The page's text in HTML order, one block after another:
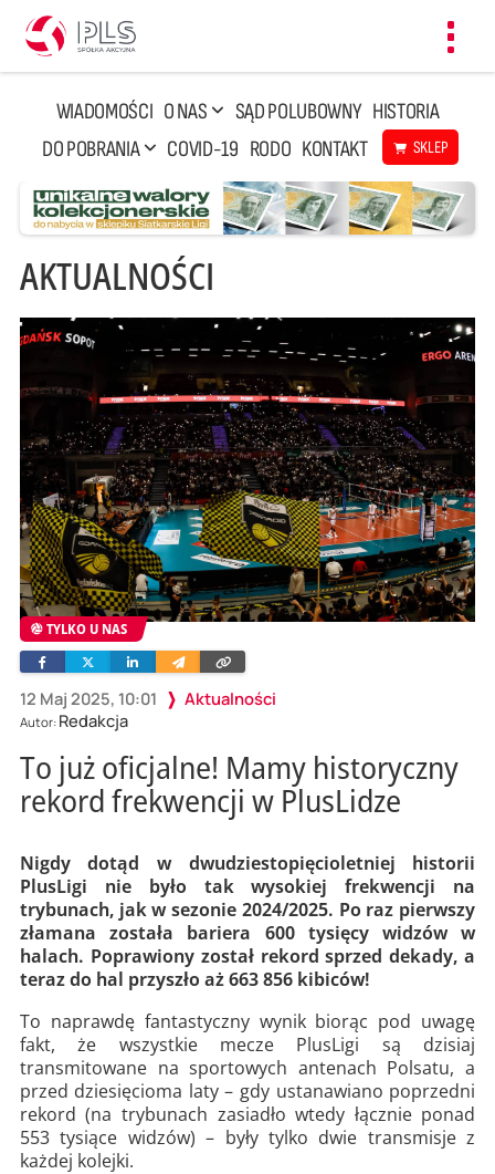
WIADOMOŚCI O NAS SĄD POLUBOWNY HISTORIA
DO POBRANIA
COVID-19 RODO KONTAKT SKLEP
AKTUALNOŚCI
TYLKO U NAS
12 Maj 2025, 10:01 Aktualności
Autor: Redakcja
FacebookTwitterLinkedinWyślij
e-
Skopiuj
link
To już oficjalne! Mamy historyczny
rekord frekwencji w PlusLidze
Nigdy dotąd w dwudziestopięcioletniej historii
PlusLigi nie było tak wysokiej frekwencji na
trybunach, jak w sezonie 2024/2025. Po raz pierwszy
złamana została bariera 600 tysięcy widzów w
halach. Poprawiony został rekord sprzed dekady, a
teraz do hal przyszło aż 663 856 kibiców!
To naprawdę fantastyczny wynik biorąc pod uwagę
fakt, że wszystkie mecze PlusLigi są dzisiaj
transmitowane na sportowych antenach Polsatu, a
przed dziesięcioma laty – gdy ustanawiano poprzedni
rekord (na trybunach zasiadło wtedy łącznie ponad
553 tysiące widzów) – były tylko dwie transmisje z
każdej kolejki.